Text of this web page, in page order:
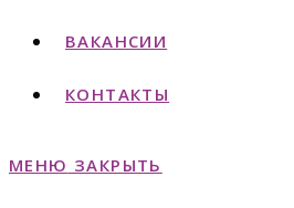
ВАКАНСИИ
КОНТАКТЫ
МЕНЮ ЗАКРЫТЬ